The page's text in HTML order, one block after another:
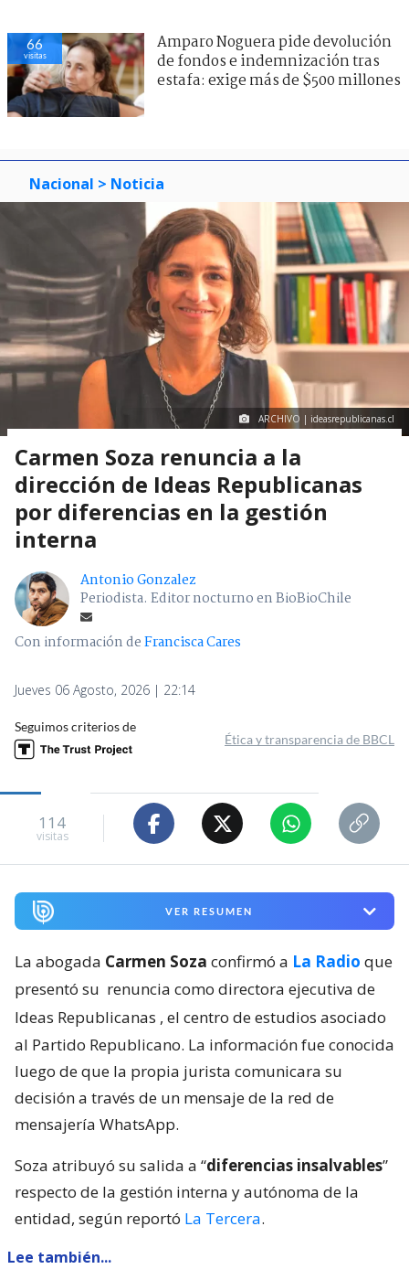
66
visitas
Amparo Noguera pide devolución
de fondos e indemnización tras
estafa: exige más de $500 millones
Nacional > Noticia
ARCHIVO | ideasrepublicanas.cl
Carmen Soza renuncia a la
dirección de Ideas Republicanas
por diferencias en la gestión
interna
Antonio Gonzalez
Periodista. Editor nocturno en BioBioChile
Con información deFrancisca Cares
Jueves 06 Agosto, 2026 | 22:14
Seguimos criterios de
Ética y transparencia de BBCL
114
visitas
VER RESUMEN
La abogada Carmen Soza confirmó a La Radio que
presentó su renuncia como directora ejecutiva de
Ideas Republicanas , el centro de estudios asociado
al Partido Republicano. La información fue conocida
luego de que la propia jurista comunicara su
decisión a través de un mensaje de la red de
mensajería WhatsApp.
Soza atribuyó su salida a “diferencias insalvables”
respecto de la gestión interna y autónoma de la
entidad, según reportó La Tercera.
Lee también...